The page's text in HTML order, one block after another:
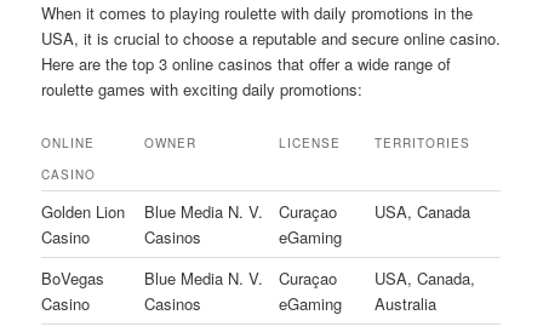
When it comes to playing roulette with daily promotions in the
USA, it is crucial to choose a reputable and secure online casino.
Here are the top 3 online casinos that offer a wide range of
roulette games with exciting daily promotions:
ONLINE
CASINO
OWNER LICENSE TERRITORIES
Golden Lion
Casino
Blue Media N. V.
Casinos
Curaçao
eGaming
USA, Canada
BoVegas
Casino
Blue Media N. V.
Casinos
Curaçao
eGaming
USA, Canada,
Australia